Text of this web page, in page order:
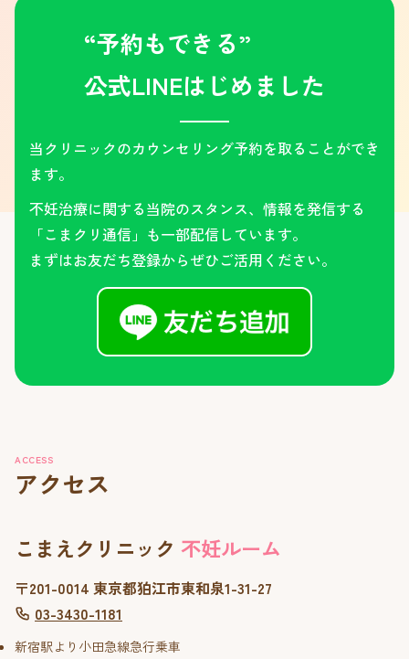
“予約もできる”
公式LINEはじめました
当クリニックのカウンセリング予約を取ることができ
ます。
不妊治療に関する当院のスタンス、情報を発信する
「こまクリ通信」も一部配信しています。
まずはお友だち登録からぜひご活用ください。
ACCESS
アクセス
こまえクリニック 不妊ルーム
〒201-0014 東京都狛江市東和泉1-31-27
03-3430-1181
新宿駅より小田急線急行乗車